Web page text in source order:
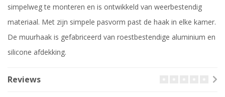
simpelweg te monteren en is ontwikkeld van weerbestendig
materiaal. Met zijn simpele pasvorm past de haak in elke kamer.
De muurhaak is gefabriceerd van roestbestendige aluminium en
silicone afdekking.
Reviews